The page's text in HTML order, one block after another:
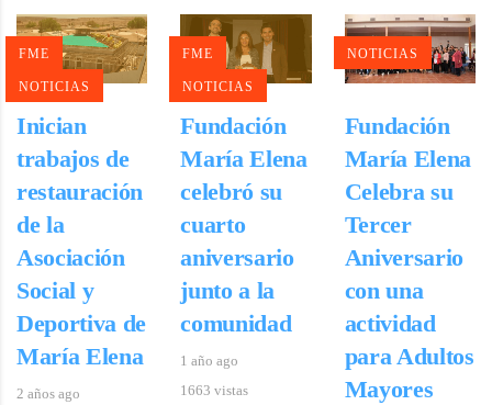
FME
NOTICIAS
Inician
trabajos de
restauración
de la
Asociación
Social y
Deportiva de
María Elena
2 años ago
FME
NOTICIAS
Fundación
María Elena
celebró su
cuarto
aniversario
junto a la
comunidad
1 año ago
1663 vistas
NOTICIAS
Fundación
María Elena
Celebra su
Tercer
Aniversario
con una
actividad
para Adultos
Mayores